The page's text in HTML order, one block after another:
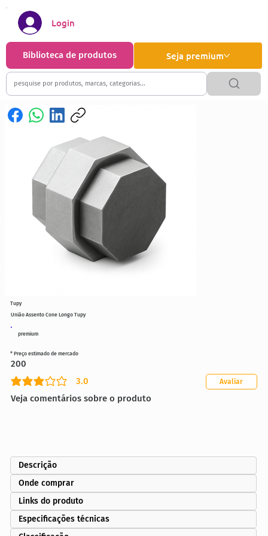
Seja premium
Biblioteca de produtos
Login
premium
União Assento Cone Longo Tupy
3.0
classificação média é 3 de 5
Veja comentários sobre o produto
Avaliar
* Preço estimado de mercado
200
Tupy
Descrição
Onde comprar
Links do produto
Especificações técnicas